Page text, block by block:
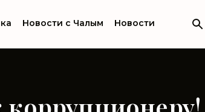
Новости с Чалым Новости